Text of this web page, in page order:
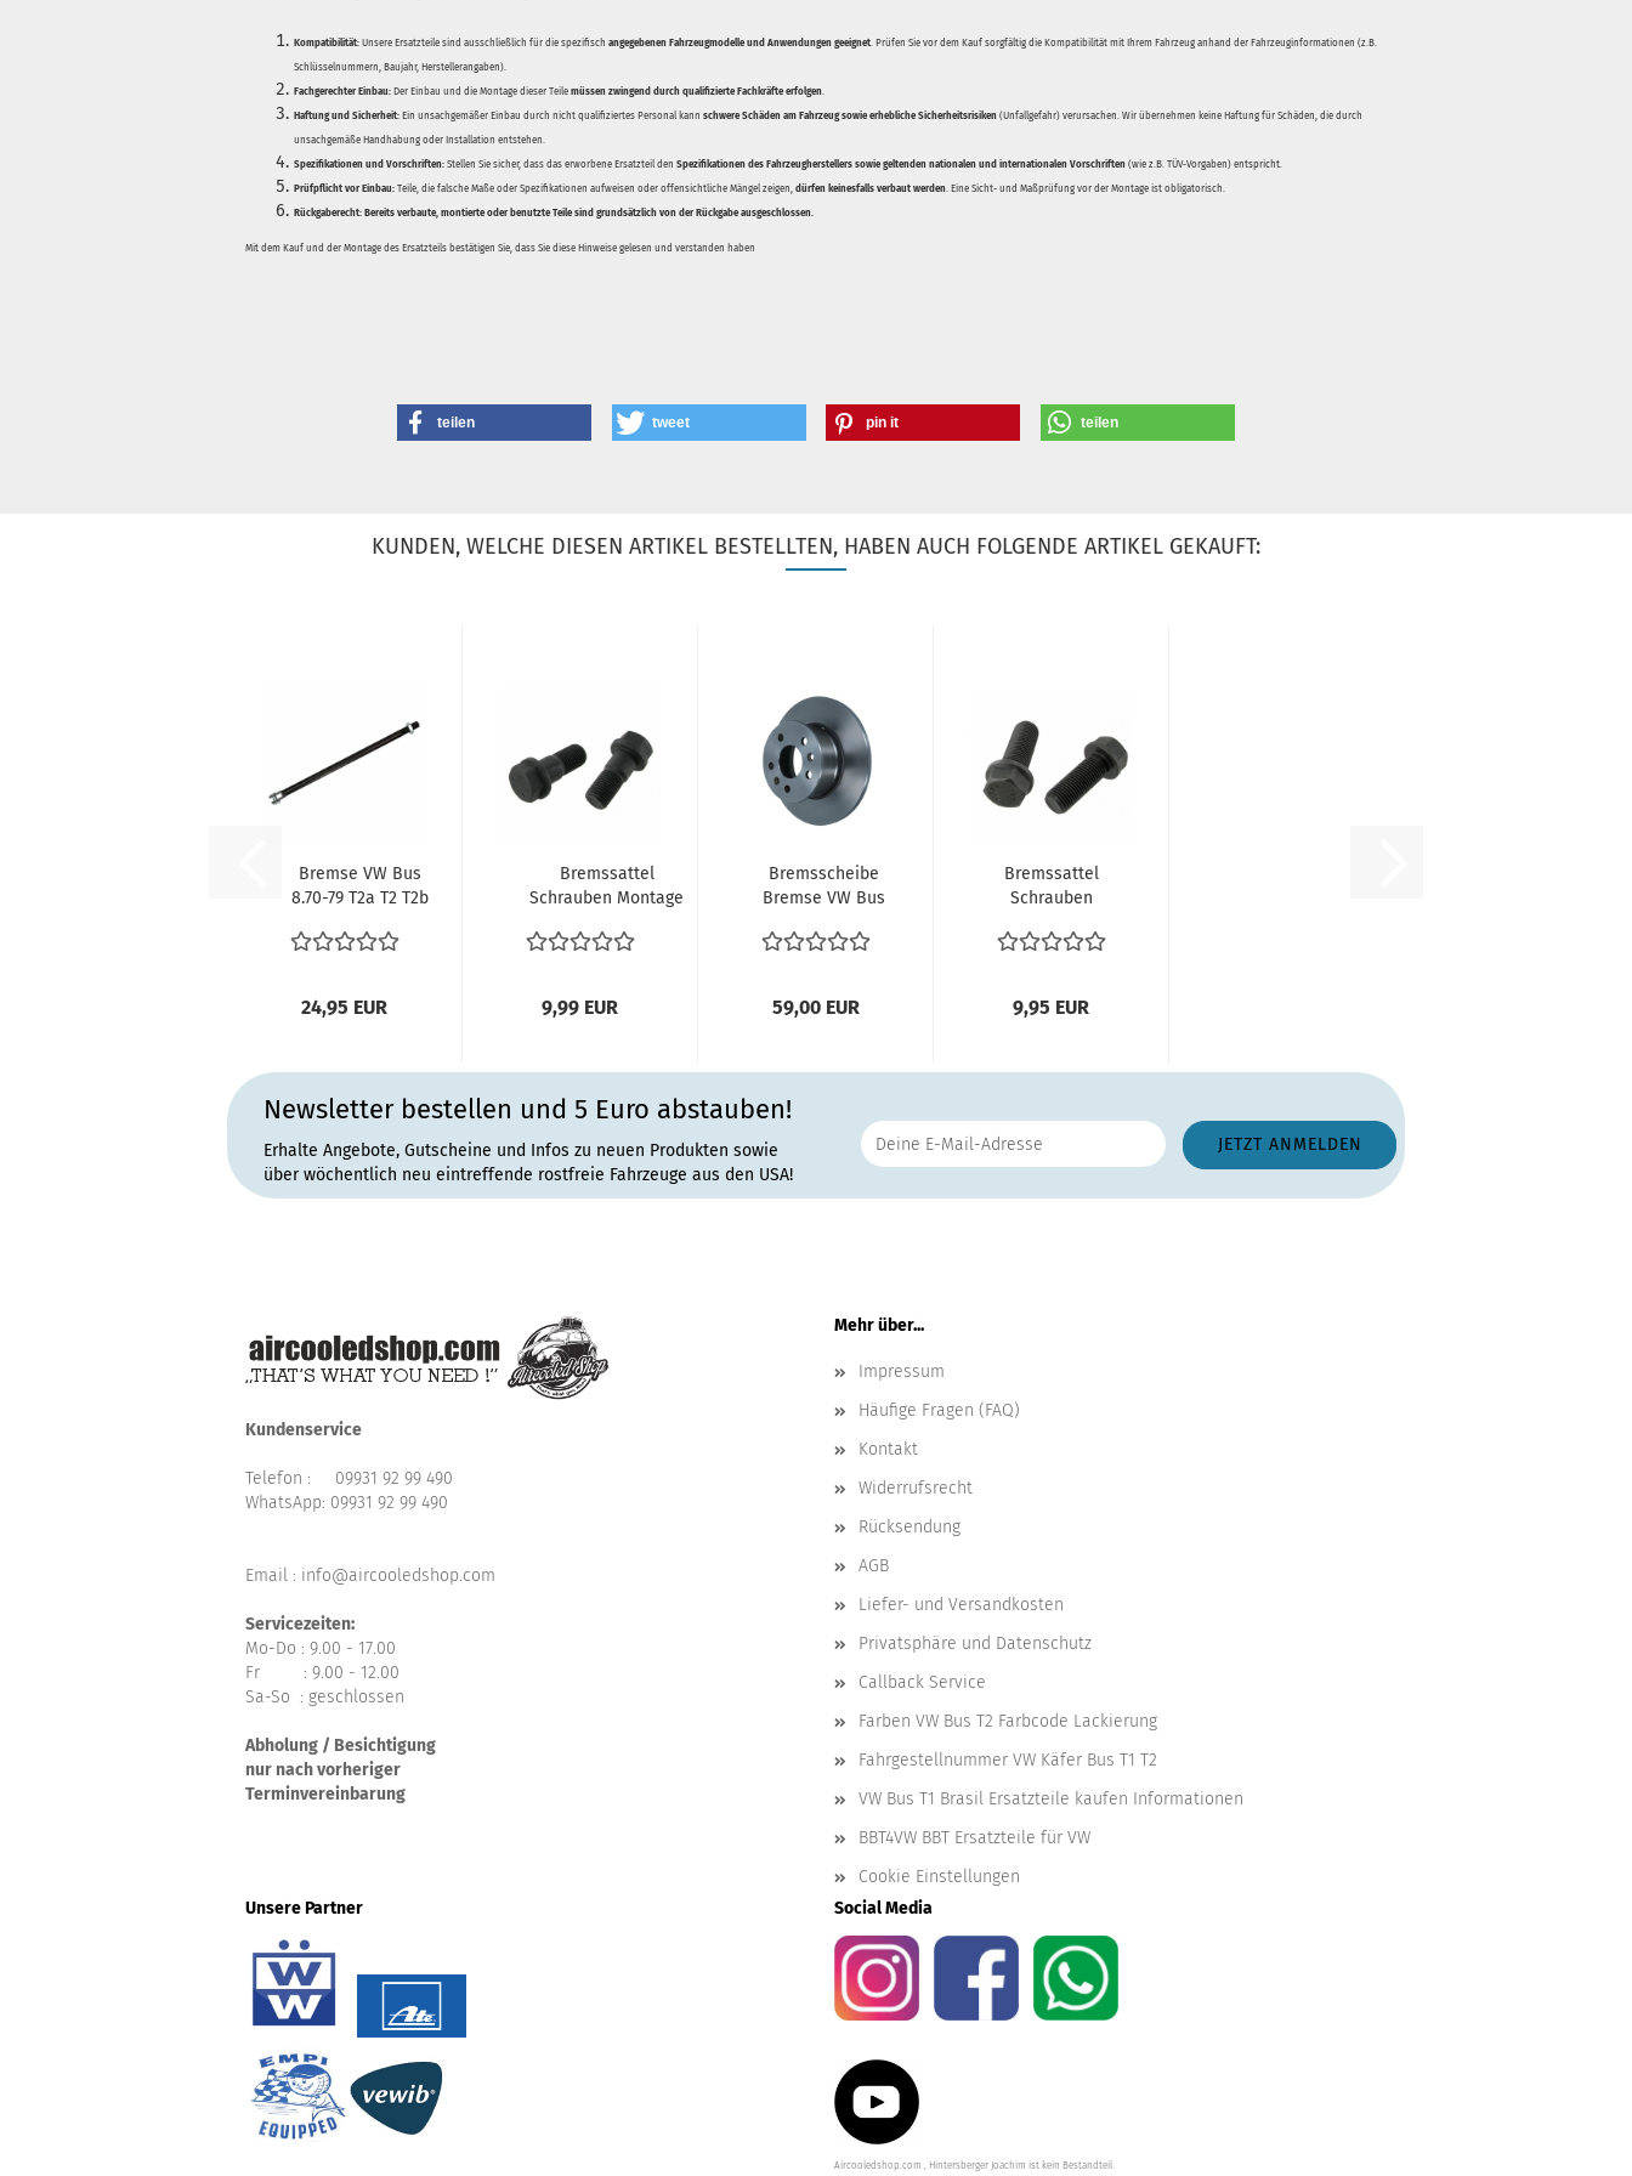
Kompatibilität: Unsere Ersatzteile sind ausschließlich für die spezifisch angegebenen Fahrzeugmodelle und Anwendungen geeignet. Prüfen Sie vor dem Kauf sorgfältig die Kompatibilität mit Ihrem Fahrzeug anhand der Fahrzeuginformationen (z.B.
Schlüsselnummern, Baujahr, Herstellerangaben).
Fachgerechter Einbau: Der Einbau und die Montage dieser Teile müssen zwingend durch qualifizierte Fachkräfte erfolgen.
Haftung und Sicherheit: Ein unsachgemäßer Einbau durch nicht qualifiziertes Personal kann schwere Schäden am Fahrzeug sowie erhebliche Sicherheitsrisiken (Unfallgefahr) verursachen. Wir übernehmen keine Haftung für Schäden, die durch
unsachgemäße Handhabung oder Installation entstehen.
Spezifikationen und Vorschriften: Stellen Sie sicher, dass das erworbene Ersatzteil den Spezifikationen des Fahrzeugherstellers sowie geltenden nationalen und internationalen Vorschriften (wie z.B. TÜV-Vorgaben) entspricht.
Prüfpflicht vor Einbau: Teile, die falsche Maße oder Spezifikationen aufweisen oder offensichtliche Mängel zeigen, dürfen keinesfalls verbaut werden. Eine Sicht- und Maßprüfung vor der Montage ist obligatorisch.
Rückgaberecht: Bereits verbaute, montierte oder benutzte Teile sind grundsätzlich von der Rückgabe ausgeschlossen.
Mit dem Kauf und der Montage des Ersatzteils bestätigen Sie, dass Sie diese Hinweise gelesen und verstanden haben
teilen tweet pin it teilen
KUNDEN, WELCHE DIESEN ARTIKEL BESTELLTEN, HABEN AUCH FOLGENDE ARTIKEL GEKAUFT:
Bremse VW Bus
8.70-79 T2a T2 T2b
24,95 EUR
Bremssattel
Schrauben Montage
Bremsattelschrauben...
9,99 EUR
Bremsscheibe
Bremse VW Bus
Scheibenbremse...
59,00 EUR
Bremssattel
Schrauben
Bus T2 8.70 -
9,95 EUR
Newsletter bestellen und 5 Euro abstauben!
Erhalte Angebote, Gutscheine und Infos zu neuen Produkten sowie
über wöchentlich neu eintreffende rostfreie Fahrzeuge aus den USA!
Kundenservice
Telefon : 09931 92 99 490
WhatsApp: 09931 92 99 490
Email : info@aircooledshop.com
Servicezeiten:
Mo-Do : 9.00 - 17.00
Fr : 9.00 - 12.00
Sa-So : geschlossen
Abholung / Besichtigung
nur nach vorheriger
Terminvereinbarung
Mehr über...
Impressum
Häufige Fragen (FAQ)
Kontakt
Widerrufsrecht
Rücksendung
AGB
Liefer- und Versandkosten
Privatsphäre und Datenschutz
Callback Service
Farben VW Bus T2 Farbcode Lackierung
Fahrgestellnummer VW Käfer Bus T1 T2
VW Bus T1 Brasil Ersatzteile kaufen Informationen
BBT4VW BBT Ersatzteile für VW
Cookie Einstellungen
Unsere Partner
Social Media
Aircooledshop.com , Hintersberger Joachim ist kein Bestandteil